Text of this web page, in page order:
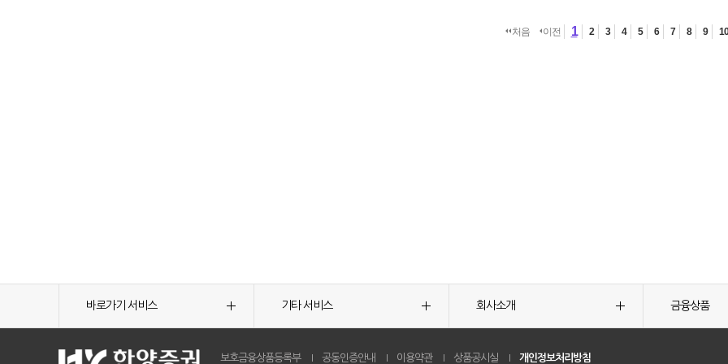
처음 이전 1 2 3 4 5 6 7 8 9 10
바로가기 서비스 기타 서비스 회사소개 금융상품
보호금융상품등록부 공동인증안내 이용약관 상품공시실 개인정보처리방침